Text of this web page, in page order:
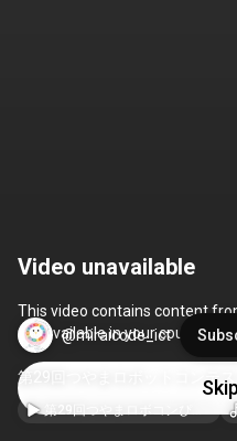
@miraicode_ict
第29回つやまロボットコンテ
ーン優勝🏆
#津山ロ
Video unavailable
This video contains content
not available in your country.